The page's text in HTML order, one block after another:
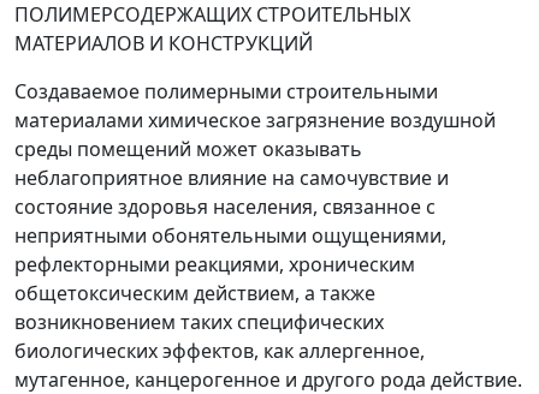
ПОЛИМЕРСОДЕРЖАЩИХ СТРОИТЕЛЬНЫХ
МАТЕРИАЛОВ И КОНСТРУКЦИЙ
Создаваемое полимерными строительными
материалами химическое загрязнение воздушной
среды помещений может оказывать
неблагоприятное влияние на самочувствие и
состояние здоровья населения, связанное с
неприятными обонятельными ощущениями,
рефлекторными реакциями, хроническим
общетоксическим действием, а также
возникновением таких специфических
биологических эффектов, как аллергенное,
мутагенное, канцерогенное и другого рода действие.